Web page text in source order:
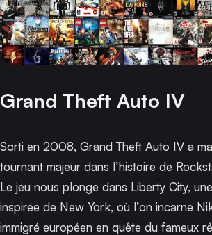
Grand Theft Auto IV
Sorti en 2008, Grand Theft Auto IV a
tournant majeur dans l’histoire de
Le jeu nous plonge dans Liberty City,
inspirée de New York, où l’on incarne
immigré européen en quête du fameux